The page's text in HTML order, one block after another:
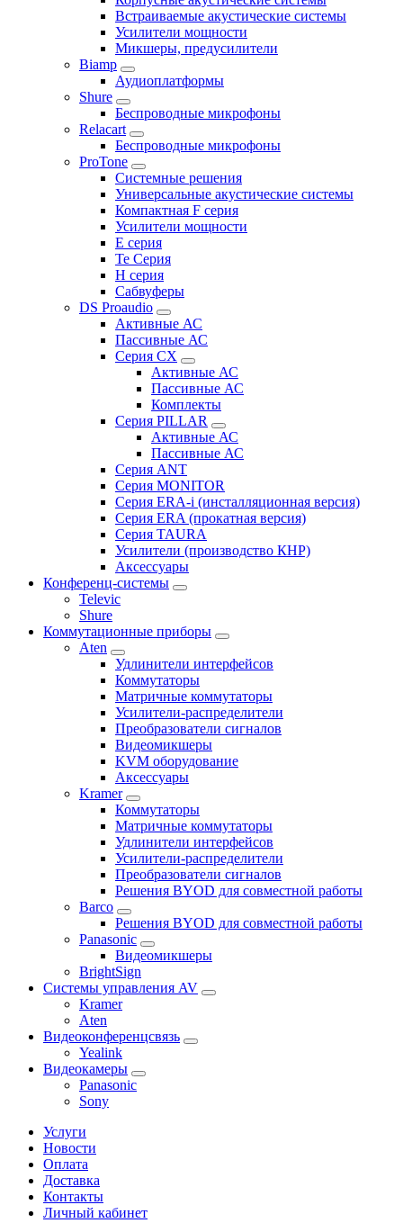
Встраиваемые акустические системы
Усилители мощности
Микшеры, предусилители
Biamp
Аудиоплатформы
Shure
Беспроводные микрофоны
Relacart
Беспроводные микрофоны
ProTone
Системные решения
Универсальные акустические системы
Компактная F серия
Усилители мощности
E серия
Te Серия
H серия
Сабвуферы
DS Proaudio
Активные АС
Пассивные АС
Серия CX
Активные АС
Пассивные АС
Комплекты
Серия PILLAR
Активные АС
Пассивные АС
Серия ANT
Серия MONITOR
Серия ERA-i (инсталляционная версия)
Серия ERA (прокатная версия)
Серия TAURA
Усилители (производство КНР)
Аксессуары
Конференц-системы
Televic
Shure
Коммутационные приборы
Aten
Удлинители интерфейсов
Коммутаторы
Матричные коммутаторы
Усилители-распределители
Преобразователи сигналов
Видеомикшеры
KVM оборудование
Аксессуары
Kramer
Коммутаторы
Матричные коммутаторы
Удлинители интерфейсов
Усилители-распределители
Преобразователи сигналов
Решения BYOD для совместной работы
Barco
Решения BYOD для совместной работы
Panasonic
Видеомикшеры
BrightSign
Системы управления AV
Kramer
Aten
Видеоконференцсвязь
Yealink
Видеокамеры
Panasonic
Sony
Услуги
Новости
Оплата
Доставка
Контакты
Личный кабинет